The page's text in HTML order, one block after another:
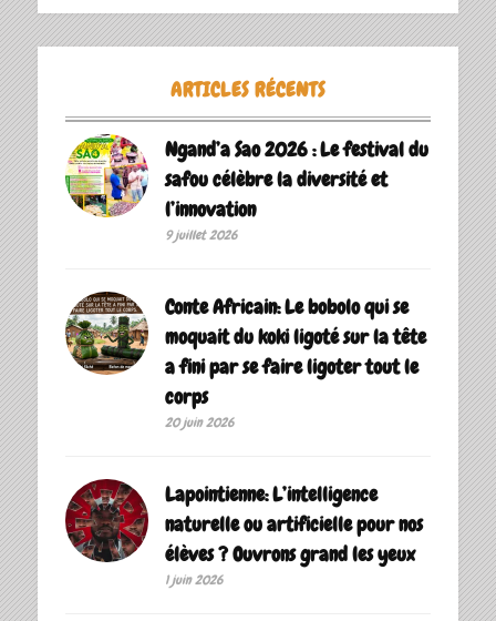
ARTICLES RÉCENTS
Ngand’a Sao 2026 : Le festival du
safou célèbre la diversité et
l’innovation
9 juillet 2026
Conte Africain: Le bobolo qui se
moquait du koki ligoté sur la tête
a fini par se faire ligoter tout le
corps
20 juin 2026
Lapointienne: L’intelligence
naturelle ou artificielle pour nos
élèves ? Ouvrons grand les yeux
1 juin 2026